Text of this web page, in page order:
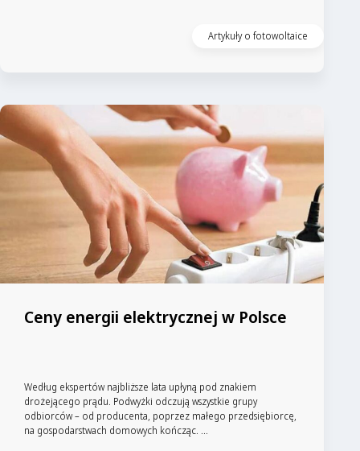
Artykuły o fotowoltaice
Ceny energii elektrycznej w Polsce
Według ekspertów najbliższe lata upłyną pod znakiem
drożejącego prądu. Podwyżki odczują wszystkie grupy
odbiorców – od producenta, poprzez małego przedsiębiorcę,
na gospodarstwach domowych kończąc. ...